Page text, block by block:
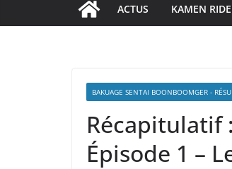
ACTUS KAMEN
BAKUAGE SENTAI BOONBOOMGER -
Récapitulatif
Épisode 1 –